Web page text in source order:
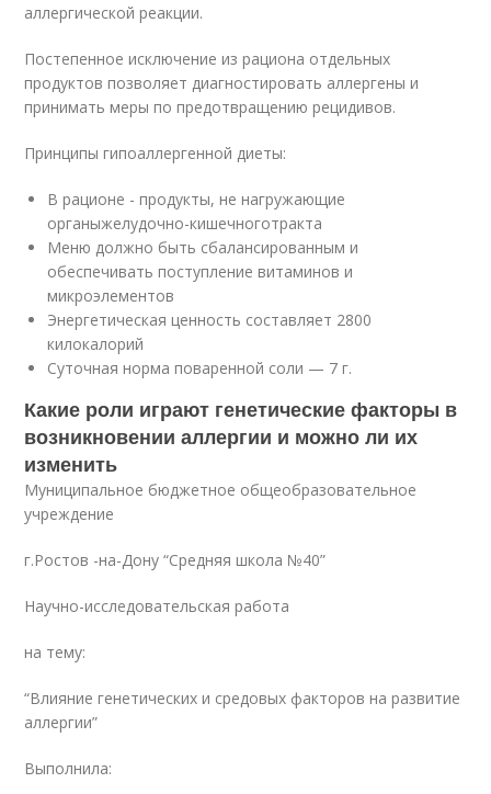
аллергической реакции.
Постепенное исключение из рациона отдельных
продуктов позволяет диагностировать аллергены и
принимать меры по предотвращению рецидивов.
Принципы гипоаллергенной диеты:
В рационе - продукты, не нагружающие
органыжелудочно-кишечноготракта
Меню должно быть сбалансированным и
обеспечивать поступление витаминов и
микроэлементов
Энергетическая ценность составляет 2800
килокалорий
Суточная норма поваренной соли — 7 г.
Какие роли играют генетические факторы в
возникновении аллергии и можно ли их
изменить
Муниципальное бюджетное общеобразовательное
учреждение
г.Ростов -на-Дону “Средняя школа №40”
Научно-исследовательская работа
на тему:
“Влияние генетических и средовых факторов на развитие
аллергии”
Выполнила: